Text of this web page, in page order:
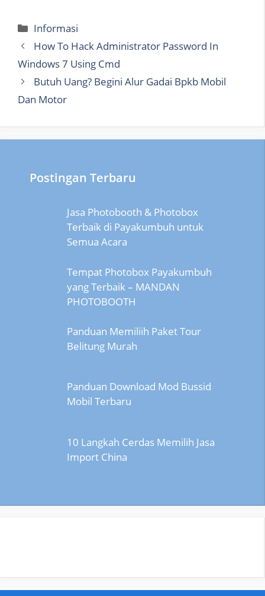
Categories
Informasi
How To Hack Administrator Password In
Windows 7 Using Cmd
Butuh Uang? Begini Alur Gadai Bpkb Mobil
Dan Motor
Postingan Terbaru
Jasa Photobooth & Photobox
Terbaik di Payakumbuh untuk
Semua Acara
Tempat Photobox Payakumbuh
yang Terbaik – MANDAN
PHOTOBOOTH
Panduan Memiliih Paket Tour
Belitung Murah
Panduan Download Mod Bussid
Mobil Terbaru
10 Langkah Cerdas Memilih Jasa
Import China